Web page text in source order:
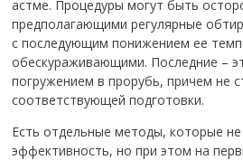
астме. Процедуры могут быть
предполагающими регулярные
с последующим понижением ее
обескураживающими. Последние –
погружением в прорубь, причем не
соответствующей подготовки.
Есть отдельные методы, которые
эффективность, но при этом на